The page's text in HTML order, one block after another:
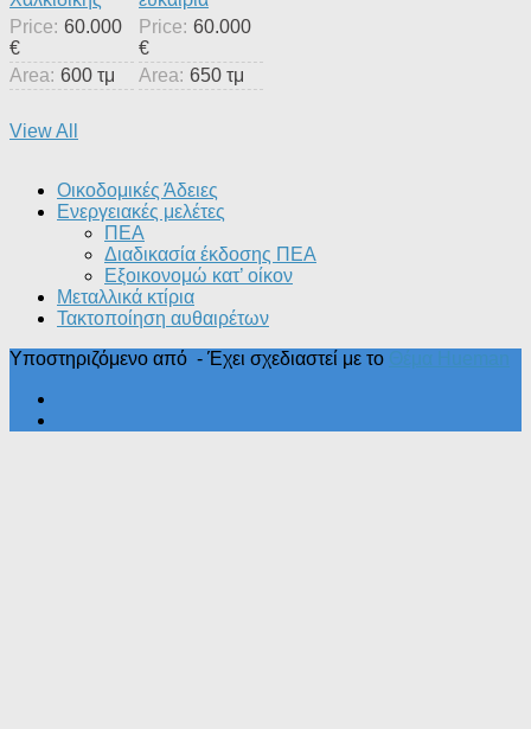
Price: 60.000
€
Area: 600 τμ
Price: 60.000
€
Area: 650 τμ
View All
Οικοδομικές Άδειες
Ενεργειακές μελέτες
ΠΕΑ
Διαδικασία έκδοσης ΠΕΑ
Εξοικονομώ κατ’ οίκoν
Μεταλλικά κτίρια
Τακτοποίηση αυθαιρέτων
Υποστηριζόμενο από - Έχει σχεδιαστεί με το